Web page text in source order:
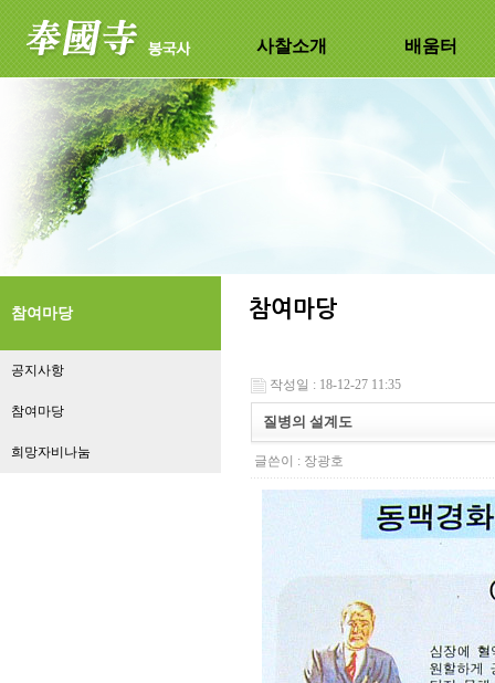
사찰소개 배움터
참여마당
공지사항
참여마당
희망자비나눔
작성일 : 18-12-27 11:35
질병의 설계도
글쓴이 : 장광호